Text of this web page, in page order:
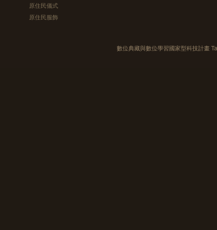
原住民儀式
原住民服飾
數位典藏與數位學習國家型科技計畫